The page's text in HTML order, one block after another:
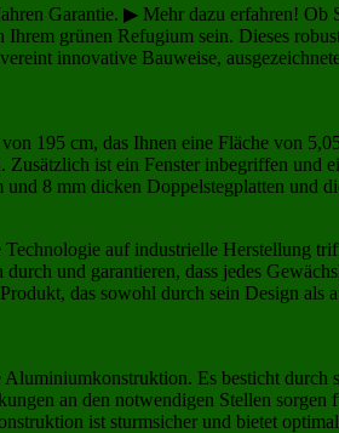
Garantie. ▶ Mehr dazu erfahren! Ob
grünen Refugium sein. Dieses
innovative Bauweise,
195 cm, das Ihnen eine Fläche von
ist ein Fenster inbegriffen und
8 mm dicken Doppelstegplatten und
auf industrielle Herstellung
und garantieren, dass jedes
das sowohl durch sein Design als
Es besticht durch
an den notwendigen Stellen
ist sturmsicher und bietet